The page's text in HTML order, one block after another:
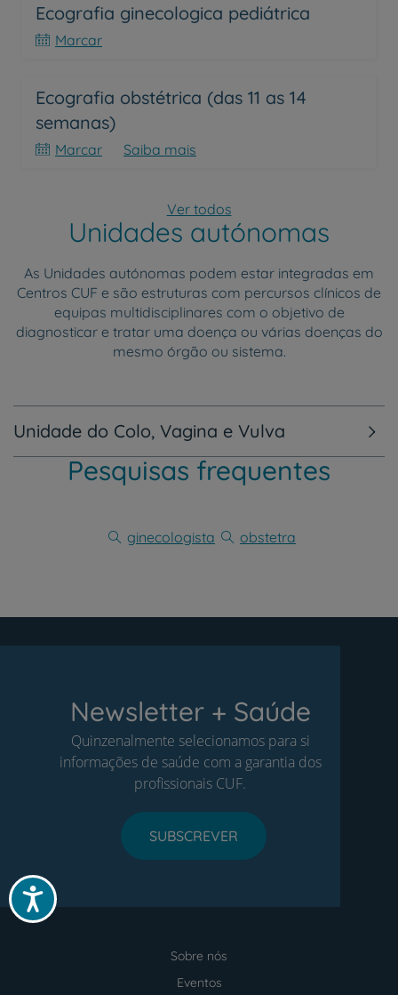
Acessibilidade
Ecografia ginecologica pediátrica
Marcar
Ecografia obstétrica (das 11 as 14
semanas)
Marcar Saiba mais
Ver todos
Unidades autónomas
As Unidades autónomas podem estar integradas em
Centros CUF e são estruturas com percursos clínicos de
equipas multidisciplinares com o objetivo de
diagnosticar e tratar uma doença ou várias doenças do
mesmo órgão ou sistema.
Unidade do Colo, Vagina e Vulva
Pesquisas frequentes
ginecologista obstetra
Newsletter + Saúde
Quinzenalmente selecionamos para si
informações de saúde com a garantia dos
profissionais CUF.
SUBSCREVER
Sobre nós
Eventos